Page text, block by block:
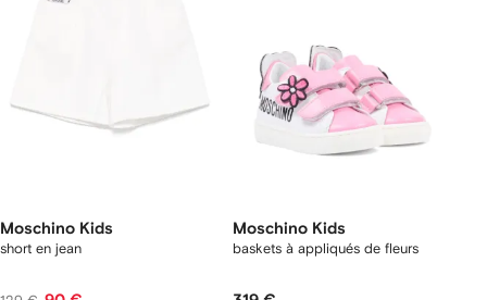
Moschino Kids
short en jean
Moschino Kids
baskets à appliqués de fleurs